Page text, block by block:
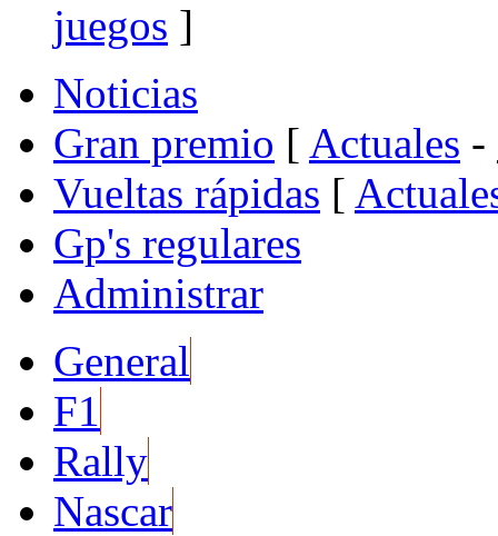
juegos ]
Noticias
Gran premio [ Actuales -
Vueltas rápidas [
Gp's regulares
Administrar
General
F1
Rally
Nascar